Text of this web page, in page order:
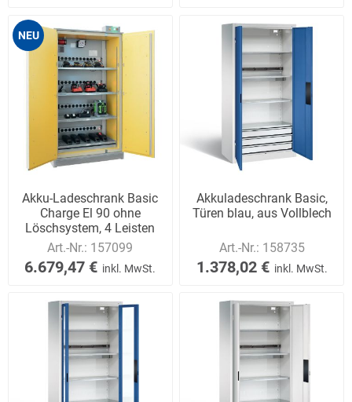
NEU
Akku-Ladeschrank Basic
Charge El 90 ohne
Löschsystem, 4 Leisten
Art.-Nr.: 157099
6.679,47 € inkl. MwSt.
Akkuladeschrank Basic,
Türen blau, aus Vollblech
Art.-Nr.: 158735
1.378,02 € inkl. MwSt.